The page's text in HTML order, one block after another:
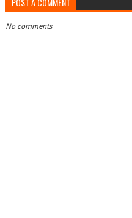
No comments